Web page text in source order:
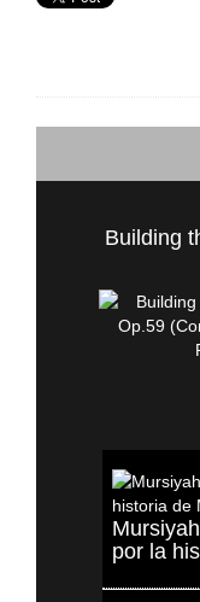
Building
por la